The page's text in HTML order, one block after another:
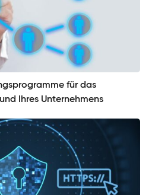
für das
Ihres Unternehmens